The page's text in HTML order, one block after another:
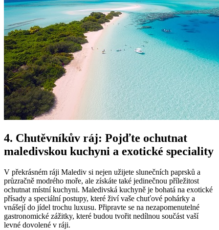
4. Chutěvníkův ráj: Pojďte ochutnat ​
maledivskou kuchyni a exotické speciality
V ⁤překrásném ráji Malediv si nejen užijete slunečních paprsků a
průzračně modrého moře, ale získáte ‌také jedinečnou příležitost
ochutnat místní‍ kuchyni. Maledivská kuchyně je bohatá na exotické
přísady a speciální​ postupy, které živí vaše chuťové pohárky a
vnášejí do jídel trochu luxusu. Připravte ⁤se na nezapomenutelné
gastronomické zážitky, které budou tvořit nedílnou součást vaší
levné dovolené v ráji.